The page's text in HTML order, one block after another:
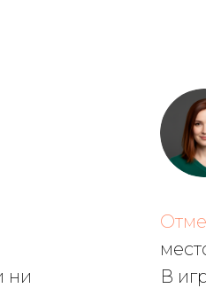
ни
В